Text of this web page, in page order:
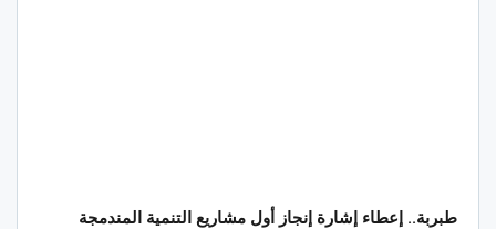
طبربة.. إعطاء إشارة إنجاز أول مشاريع التنمية المندمجة